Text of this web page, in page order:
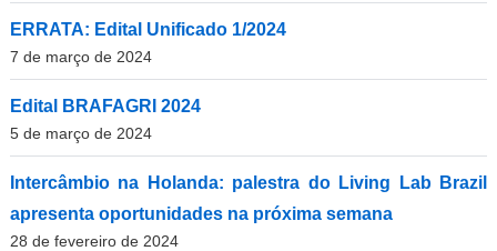
ERRATA: Edital Unificado 1/2024
7 de março de 2024
Edital BRAFAGRI 2024
5 de março de 2024
Intercâmbio na Holanda: palestra do Living Lab Brazil
apresenta oportunidades na próxima semana
28 de fevereiro de 2024